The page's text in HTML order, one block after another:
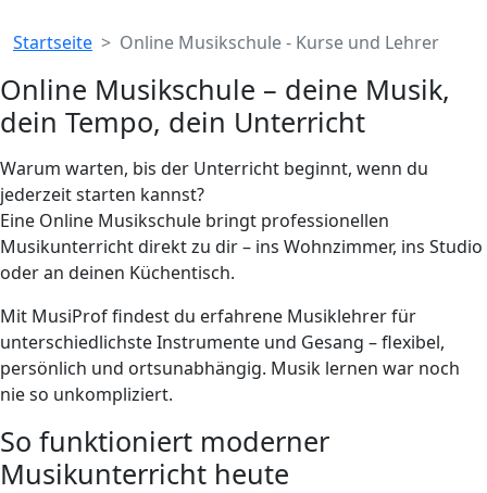
Breadcrumb
Startseite Online Musikschule - Kurse und Lehrer
Online Musikschule – deine Musik,
dein Tempo, dein Unterricht
Warum warten, bis der Unterricht beginnt, wenn du
jederzeit starten kannst?
Eine Online Musikschule bringt professionellen
Musikunterricht direkt zu dir – ins Wohnzimmer, ins Studio
oder an deinen Küchentisch.
Mit MusiProf findest du erfahrene Musiklehrer für
unterschiedlichste Instrumente und Gesang – flexibel,
persönlich und ortsunabhängig. Musik lernen war noch
nie so unkompliziert.
So funktioniert moderner
Musikunterricht heute